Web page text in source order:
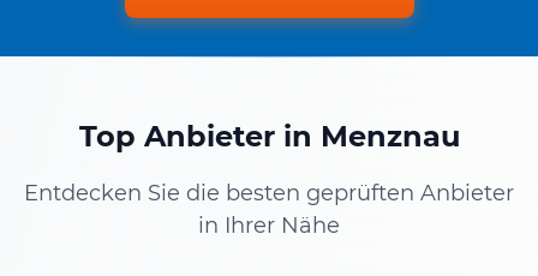
Top Anbieter in Menznau
Entdecken Sie die besten geprüften Anbieter
in Ihrer Nähe